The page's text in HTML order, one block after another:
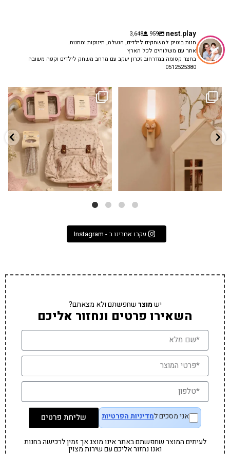
nest.play
959
3,648
חנות בוטיק למשחקים לילדים, הנעלה, תינוקות ומתנות.
אתר עם משלוחים לכל הארץ
בחצר קסומה במדרחוב זכרון יעקב עם מרחב משחק לילדים וקפה משובח
0512525380
✨ חוזרים למסגרת בסטייל! ✨
הקולקציה החדשה...
9 4
גם פריט עיצובי לחדר, גם מנורת לילה
...
3 0
עקבו אחרינו ב - Instagram
ישמוצרשחפשתם ולא מצאתם?
השאירו פרטים ונחזור אליכם
אני מסכים למדיניות הפרטיות שליחת פרטים
לעיתים המוצר שחפשתם באתר אינו מוצג אך זמין לרכישה בחנות
ואנו נחזור אליכם עם שירות מצוין